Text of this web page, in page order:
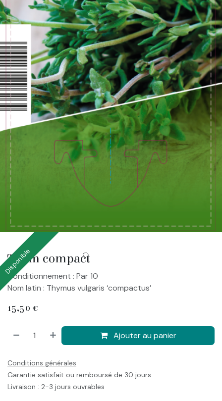
Thym compact
Disponible
Conditionnement : Par 10
Nom latin : Thymus vulgaris ‘compactus’
15,50 €
Ajouter au panier
Conditions générales
Garantie satisfait ou remboursé de 30 jours
Livraison : 2-3 jours ouvrables